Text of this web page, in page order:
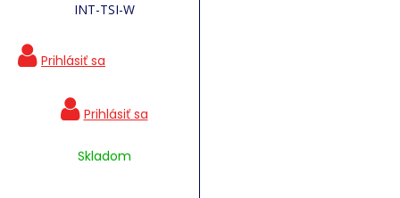
INT-TSI-W
Skladom